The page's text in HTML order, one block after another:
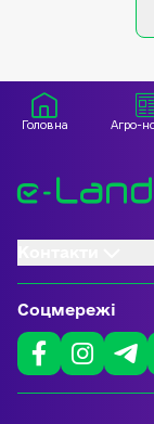
Головна Агро-
Соцмережі